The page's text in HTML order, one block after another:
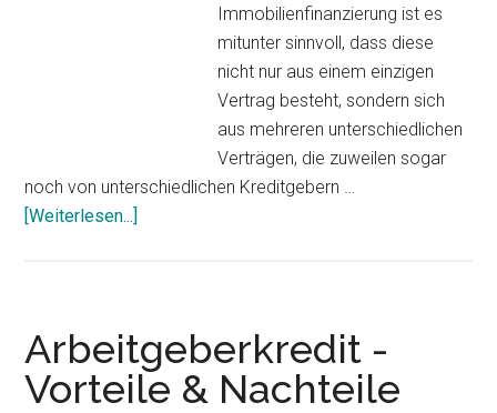
Immobilienfinanzierung ist es
mitunter sinnvoll, dass diese
nicht nur aus einem einzigen
Vertrag besteht, sondern sich
aus mehreren unterschiedlichen
Verträgen, die zuweilen sogar
noch von unterschiedlichen Kreditgebern …
[Weiterlesen...]
kennzeichnet
ein
nachrangiges
Arbeitgeberkredit -
Vorteile & Nachteile